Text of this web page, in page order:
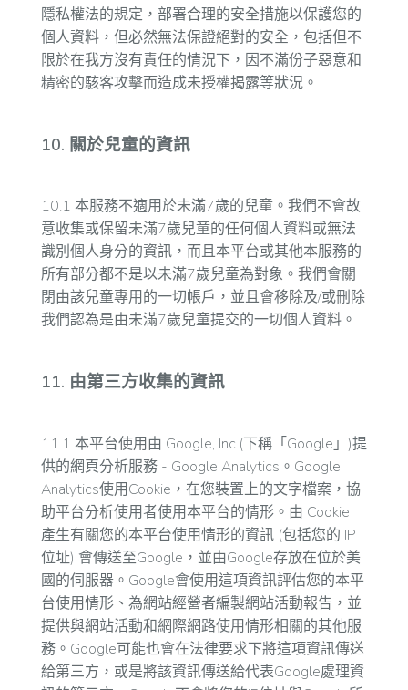
隱私權法的規定，部署合理的安全措施以保護您的
個人資料，但必然無法保證絕對的安全，包括但不
限於在我方沒有責任的情況下，因不滿份子惡意和
精密的駭客攻擊而造成未授權揭露等狀況。
10. 關於兒童的資訊
10.1 本服務不適用於未滿7歲的兒童。我們不會故
意收集或保留未滿7歲兒童的任何個人資料或無法
識別個人身分的資訊，而且本平台或其他本服務的
所有部分都不是以未滿7歲兒童為對象。我們會關
閉由該兒童專用的一切帳戶，並且會移除及/或刪除
我們認為是由未滿7歲兒童提交的一切個人資料。
11. 由第三方收集的資訊
11.1 本平台使用由 Google, Inc.(下稱「Google」)提
供的網頁分析服務 - Google Analytics。Google
Analytics使用Cookie，在您裝置上的文字檔案，協
助平台分析使用者使用本平台的情形。由 Cookie
產生有關您的本平台使用情形的資訊 (包括您的 IP
位址) 會傳送至Google，並由Google存放在位於美
國的伺服器。Google會使用這項資訊評估您的本平
台使用情形、為網站經營者編製網站活動報告，並
提供與網站活動和網際網路使用情形相關的其他服
務。Google可能也會在法律要求下將這項資訊傳送
給第三方，或是將該資訊傳送給代表Google處理資